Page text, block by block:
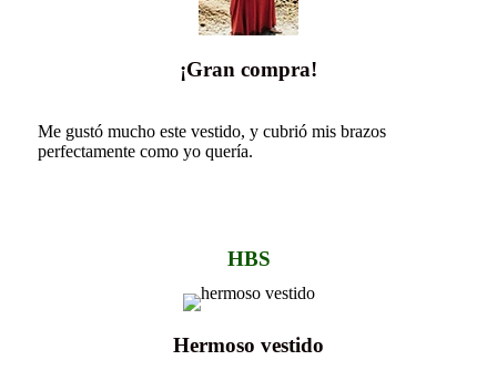
¡Gran compra!
Me gustó mucho este vestido, y cubrió mis brazos
perfectamente como yo quería.
HBS
Hermoso vestido